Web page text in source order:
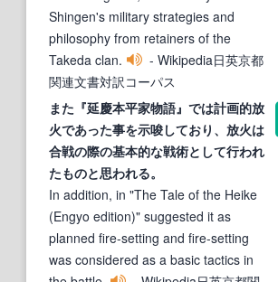
Shingen's military strategies and
philosophy from retainers of the
Takeda clan.
- Wikipedia日英京都
関連文書対訳コーパス
また『延慶本平家物語』では計画的放
火であった事を示唆しており、放火は
合戦の際の基本的な戦術として行われ
たものと思われる。
In addition, in "The Tale of the Heike
(Engyo edition)" suggested it as
planned fire-setting and fire-setting
was considered as a basic tactics in